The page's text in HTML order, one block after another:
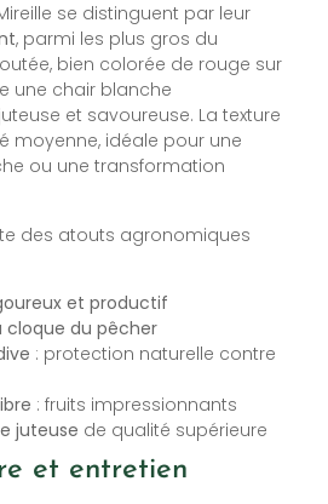
se distinguent par leur
, parmi les plus gros du
bien colorée de rouge sur
une chair blanche
et savoureuse. La texture
moyenne, idéale pour une
ou une transformation
des atouts agronomiques
et productif
cloque du pêcher
: protection naturelle contre
: fruits impressionnants
juteuse de qualité supérieure
et entretien